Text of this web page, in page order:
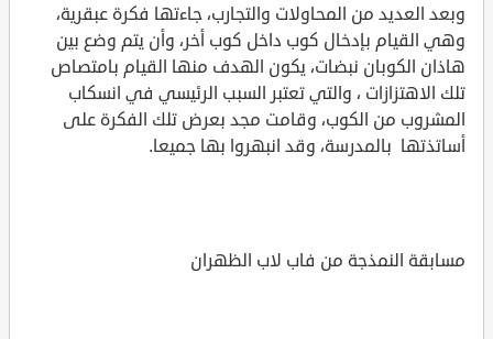
وبعد العديد من المحاولات والتجارب، جاءتها فكرة عبقرية،
وهي القيام بإدخال كوب داخل كوب أخر، وأن يتم وضع بين
هاذان الكوبان نبضات، يكون الهدف منها القيام بامتصاص
تلك الاهتزازات ، والتي تعتبر السبب الرئيسي في انسكاب
المشروب من الكوب، وقامت مجد بعرض تلك الفكرة على
أساتذتها بالمدرسة، وقد انبهروا بها جميعا.
مسابقة النمذجة من فاب لاب الظهران